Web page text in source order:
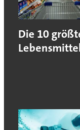
Die 10